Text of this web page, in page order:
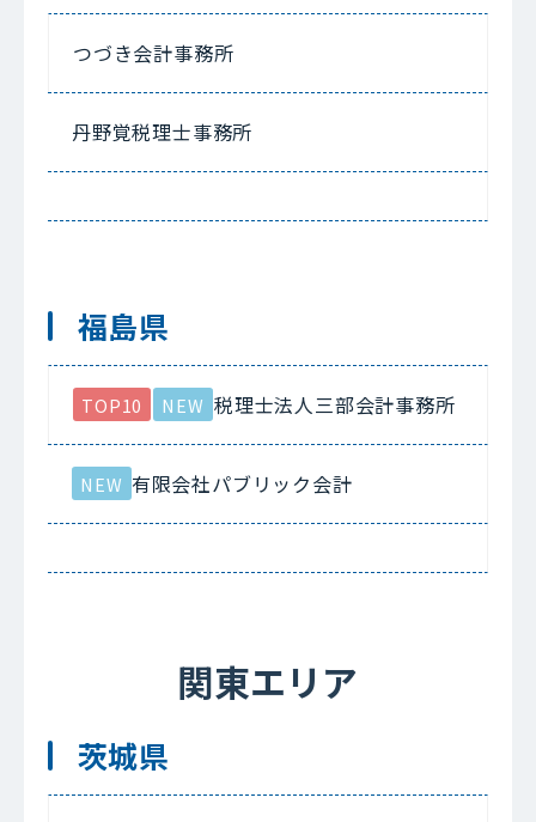
つづき会計事務所
丹野覚税理士事務所
福島県
TOP10 NEW 税理士法人三部会計事務所
NEW 有限会社パブリック会計
関東エリア
茨城県